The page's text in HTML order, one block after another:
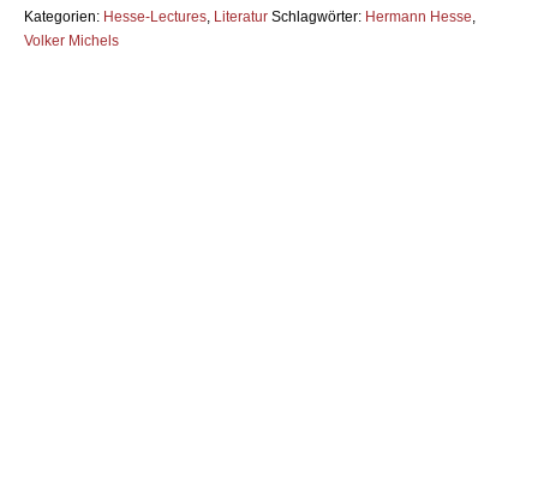
Kategorien: Hesse-Lectures, Literatur Schlagwörter: Hermann Hesse,
Volker Michels